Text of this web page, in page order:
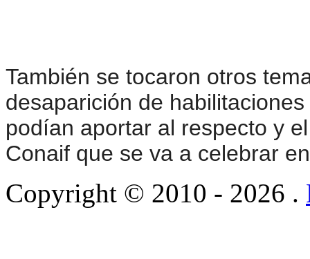
También se tocaron otros
desaparición de
podían aportar al respecto y
Conaif que se va a celebrar
Copyright © 2010 - 2026 .